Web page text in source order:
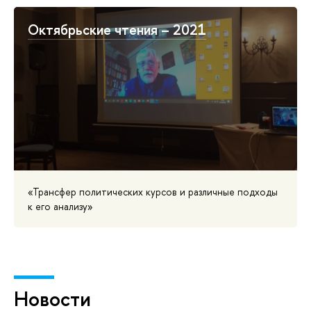
Октябрьские чтения – 2021
«Трансфер политических курсов и различные подходы
к его анализу»
Новости